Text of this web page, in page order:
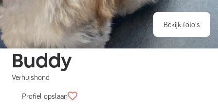
Bekijk foto's
Buddy
Verhuishond
Profiel opslaan